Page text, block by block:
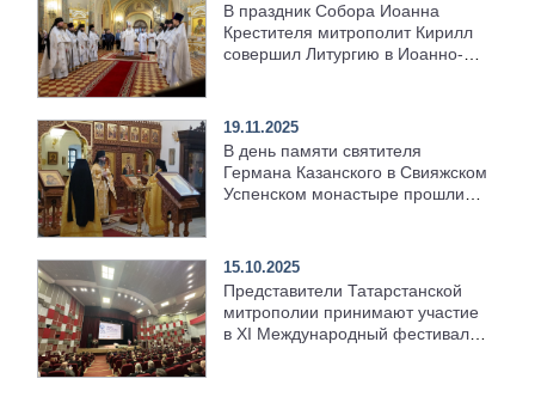
В праздник Собора Иоанна
Крестителя митрополит Кирилл
совершил Литургию в Иоанно-
19.11.2025
В день памяти святителя
Германа Казанского в Свияжском
Успенском монастыре прошли
15.10.2025
Представители Татарстанской
митрополии принимают участие
в XI Международный фестиваль